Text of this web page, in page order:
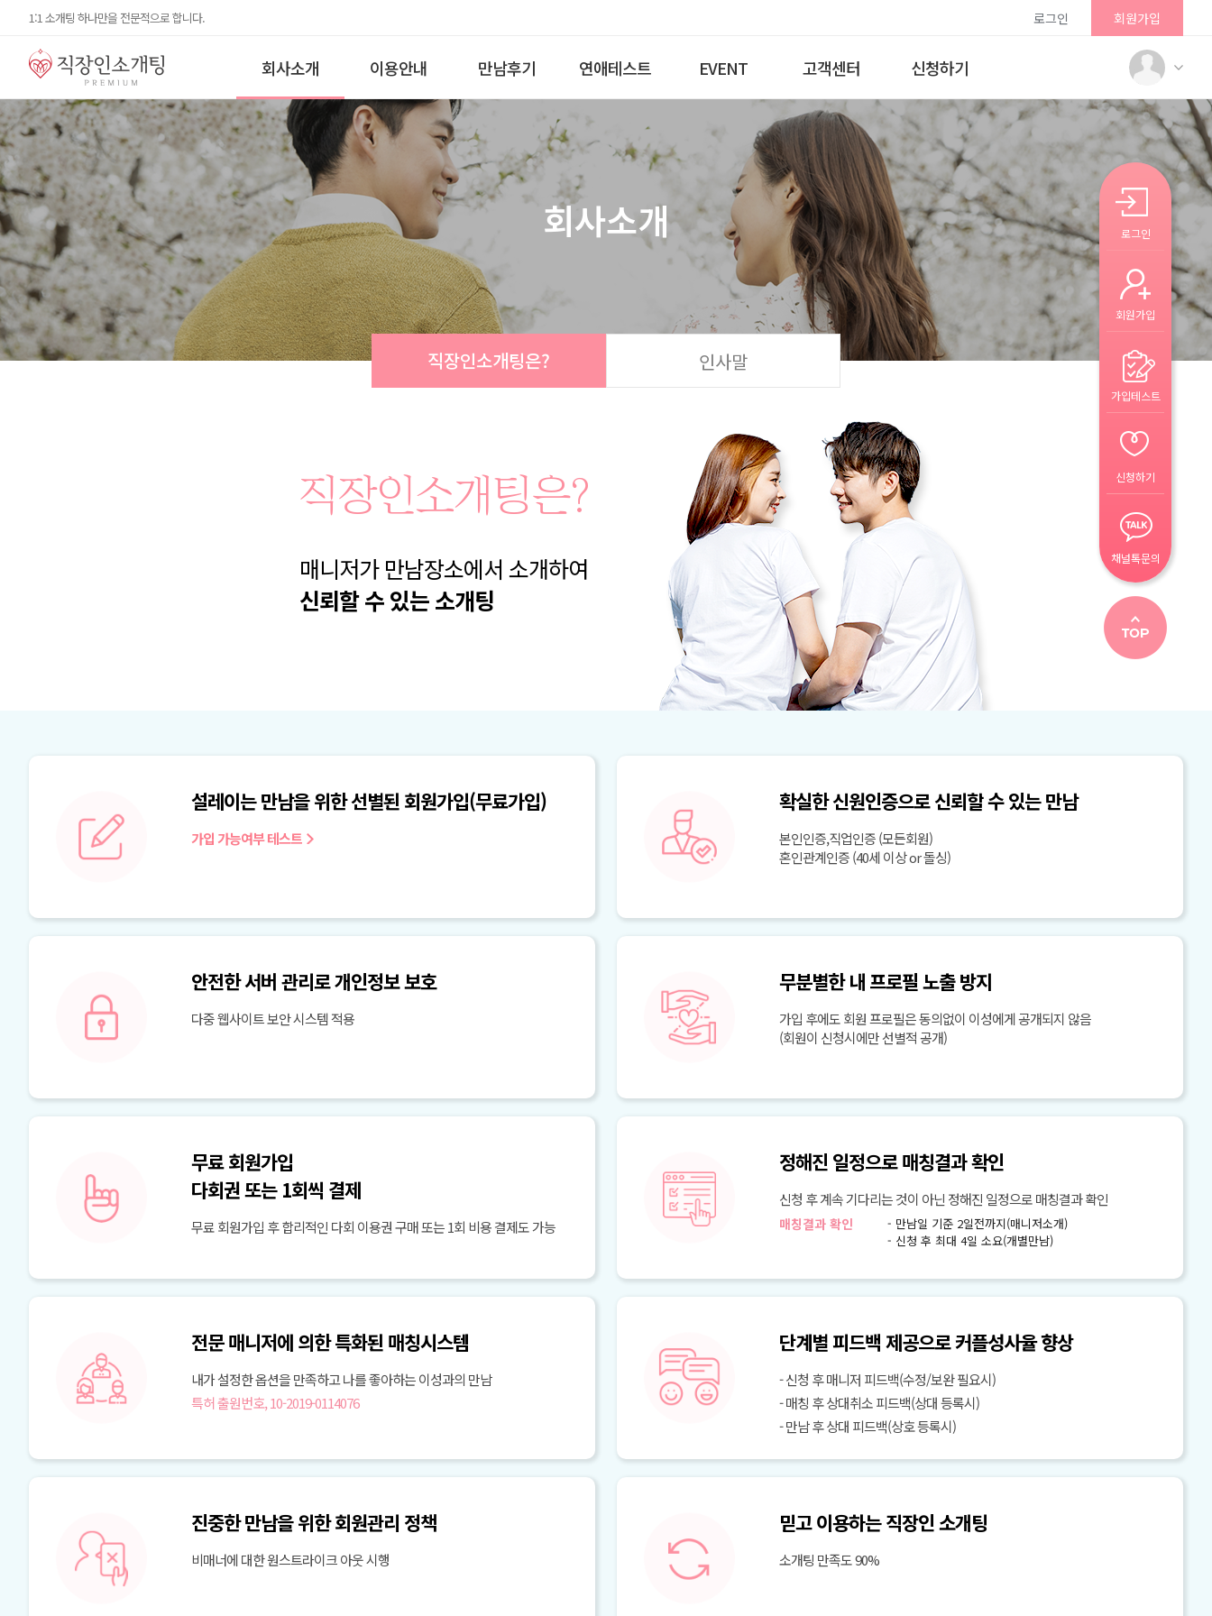
1:1 소개팅 하나만을 전문적으로 합니다. 로그인 회원가입
회사소개 이용안내 만남후기 연애테스트 EVENT 고객센터 신청하기
회사소개
직장인소개팅은? 인사말
직장인소개팅은?
매니저가 만남장소에서 소개하여
신뢰할 수 있는 소개팅
설레이는 만남을 위한 선별된 회원가입(무료가입)
가입 가능여부 테스트
확실한 신원인증으로 신뢰할 수 있는 만남
본인인증,직업인증 (모든회원)
혼인관계인증 (40세 이상 or 돌싱)
안전한 서버 관리로 개인정보 보호
다중 웹사이트 보안 시스템 적용
무분별한 내 프로필 노출 방지
가입 후에도 회원 프로필은 동의없이 이성에게 공개되지 않음
(회원이 신청시에만 선별적 공개)
무료 회원가입
다회권 또는 1회씩 결제
무료 회원가입 후 합리적인 다회 이용권 구매 또는 1회 비용 결제도 가능
정해진 일정으로 매칭결과 확인
신청 후 계속 기다리는 것이 아닌 정해진 일정으로 매칭결과 확인
매칭결과 확인
- 만남일 기준 2일전까지(매니저소개)
- 신청 후 최대 4일 소요(개별만남)
전문 매니저에 의한 특화된 매칭시스템
내가 설정한 옵션을 만족하고 나를 좋아하는 이성과의 만남
특허 출원번호, 10-2019-0114076
단계별 피드백 제공으로 커플성사율 향상
- 신청 후 매니저 피드백(수정/보완 필요시)
- 매칭 후 상대취소 피드백(상대 등록시)
- 만남 후 상대 피드백(상호 등록시)
진중한 만남을 위한 회원관리 정책
비매너에 대한 원스트라이크 아웃 시행
믿고 이용하는 직장인 소개팅
소개팅 만족도 90%
로그인
회원가입
가입테스트
신청하기
채널톡문의